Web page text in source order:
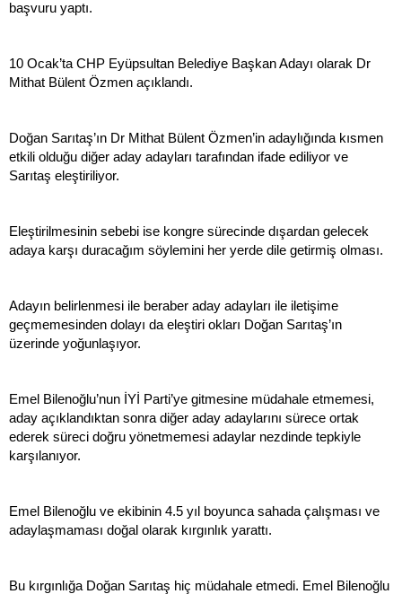
başvuru yaptı.
10 Ocak’ta CHP Eyüpsultan Belediye Başkan Adayı olarak Dr
Mithat Bülent Özmen açıklandı.
Doğan Sarıtaş’ın Dr Mithat Bülent Özmen’in adaylığında kısmen
etkili olduğu diğer aday adayları tarafından ifade ediliyor ve
Sarıtaş eleştiriliyor.
Eleştirilmesinin sebebi ise kongre sürecinde dışardan gelecek
adaya karşı duracağım söylemini her yerde dile getirmiş olması.
Adayın belirlenmesi ile beraber aday adayları ile iletişime
geçmemesinden dolayı da eleştiri okları Doğan Sarıtaş’ın
üzerinde yoğunlaşıyor.
Emel Bilenoğlu’nun İYİ Parti’ye gitmesine müdahale etmemesi,
aday açıklandıktan sonra diğer aday adaylarını sürece ortak
ederek süreci doğru yönetmemesi adaylar nezdinde tepkiyle
karşılanıyor.
Emel Bilenoğlu ve ekibinin 4.5 yıl boyunca sahada çalışması ve
adaylaşmaması doğal olarak kırgınlık yarattı.
Bu kırgınlığa Doğan Sarıtaş hiç müdahale etmedi. Emel Bilenoğlu